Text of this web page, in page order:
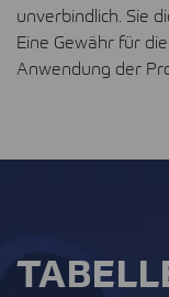
unverbindlich. Sie
Eine Gewähr für
Anwendung der